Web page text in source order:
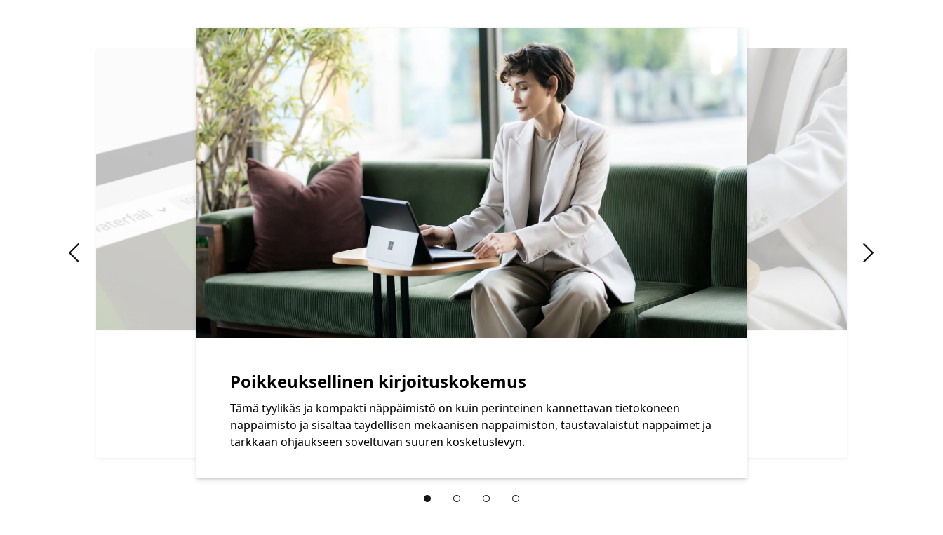
Slide 1 of 4. Poikkeuksellinen kirjoituskokemusSkip Lisätietoja kynän paikalla varustetusta Surface Pro -näppäimistöistä yrityskäyttöön. Section
"Edellinen dia"
Poikkeuksellinen kirjoituskokemus
Tämä tyylikäs ja kompakti näppäimistö on kuin perinteinen kannettavan tietokoneen
näppäimistö ja sisältää täydellisen mekaanisen näppäimistön, taustavalaistut näppäimet ja
tarkkaan ohjaukseen soveltuvan suuren kosketuslevyn.